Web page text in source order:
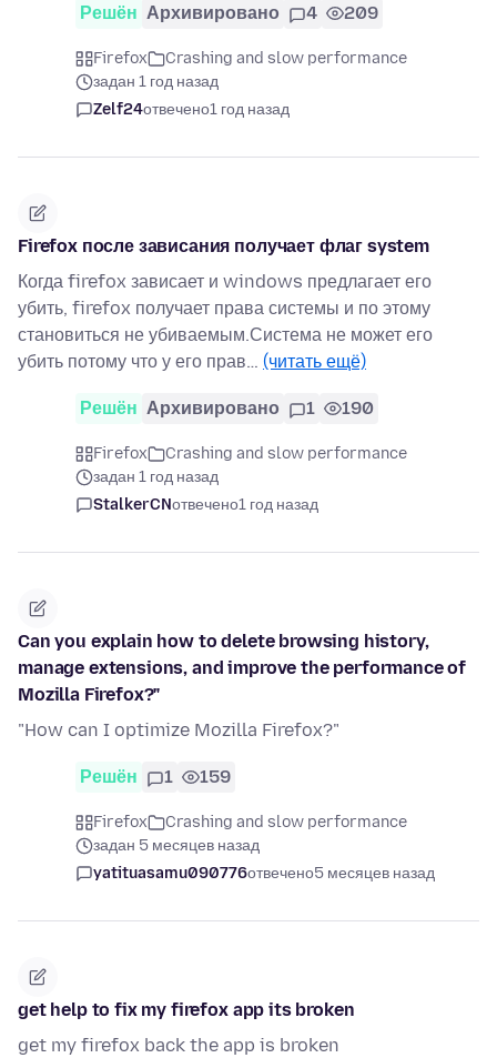
Решён Архивировано 4 209
Firefox
Crashing and slow performance
задан 1 год назад
Zelf24отвечено1 год назад
Firefox после зависания получает флаг system
Когда firefox зависает и windows предлагает его
убить, firefox получает права системы и по этому
становиться не убиваемым.Система не может его
убить потому что у его прав… (читать ещё)
Решён Архивировано 1 190
Firefox
Crashing and slow performance
задан 1 год назад
StalkerCNотвечено1 год назад
Can you explain how to delete browsing history,
manage extensions, and improve the performance of
Mozilla Firefox?"
"How can I optimize Mozilla Firefox?"
Решён 1 159
Firefox
Crashing and slow performance
задан 5 месяцев назад
yatituasamu090776отвечено5 месяцев назад
get help to fix my firefox app its broken
get my firefox back the app is broken